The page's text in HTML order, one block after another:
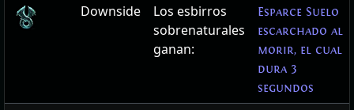
Downside
Los esbirros
sobrenaturales
ganan:
Esparce Suelo
escarchado al
morir, el cual
dura 3
segundos